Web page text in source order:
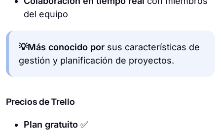
del equipo
💡Más conocido por sus características de
gestión y planificación de proyectos.
Precios de Trello
Plan gratuito ✅